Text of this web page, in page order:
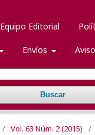
Equipo Editorial
Envíos
Buscar
/ Vol. 63 Núm. 2 (2015) /